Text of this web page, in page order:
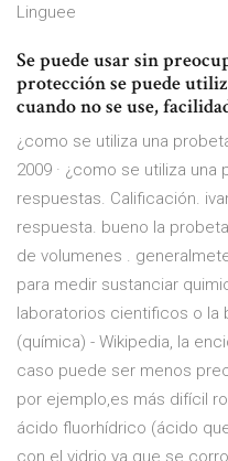
Linguee
Se puede usar sin
protección se puede
cuando no se use,
¿como se utiliza una
2009 · ¿como se utiliza
respuestas. Calificación.
respuesta. bueno la
de volumenes .
para medir sustanciar
laboratorios cientificos o
(química) - Wikipedia, la
caso puede ser menos
por ejemplo,es más difícil
ácido fluorhídrico (ácido